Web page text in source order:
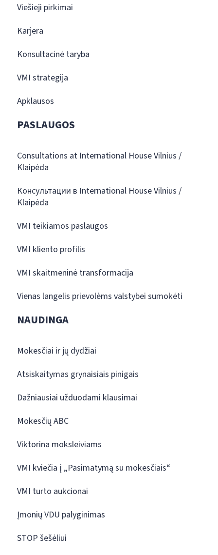
Viešieji pirkimai
Karjera
Konsultacinė taryba
VMI strategija
Apklausos
PASLAUGOS
Consultations at International House Vilnius /
Klaipėda
Консультации в International House Vilnius /
Klaipėda
VMI teikiamos paslaugos
VMI kliento profilis
VMI skaitmeninė transformacija
Vienas langelis prievolėms valstybei sumokėti
NAUDINGA
Mokesčiai ir jų dydžiai
Atsiskaitymas grynaisiais pinigais
Dažniausiai užduodami klausimai
Mokesčių ABC
Viktorina moksleiviams
VMI kviečia į „Pasimatymą su mokesčiais“
VMI turto aukcionai
Įmonių VDU palyginimas
STOP šešėliui